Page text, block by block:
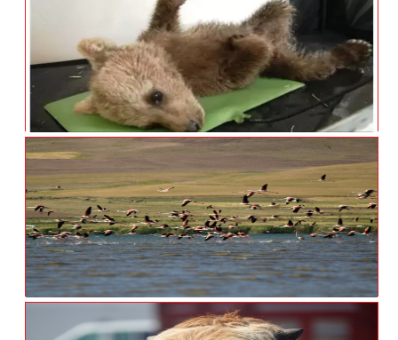
Nesli Tehlikede Olan Kızıl Akbaba Tedavi
Altına Alındı
Yavru Ayı Yoğun Bakıma Alındı